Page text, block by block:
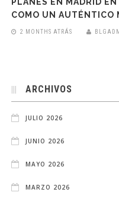
COMO UN AUTÉNTICO
2 MONTHS ATRÁS
ARCHIVOS
JULIO 2026
JUNIO 2026
MAYO 2026
MARZO 2026